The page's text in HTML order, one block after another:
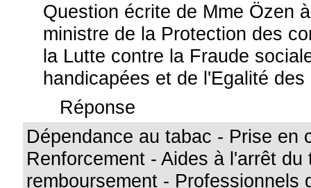
Question écrite de Mme Özen
ministre de la Protection des
la Lutte contre la Fraude
handicapées et de l'Egalité des
Réponse
Dépendance au tabac - Prise en
Renforcement - Aides à l'arrêt
remboursement - Professionnels